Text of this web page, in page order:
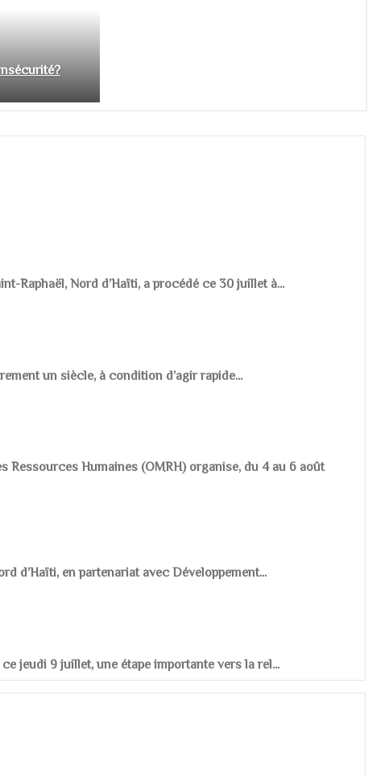
Raphaël, Nord d’Haïti, a procédé ce 30 juillet à...
un siècle, à condition d’agir rapide...
Humaines (OMRH) organise, du 4 au 6 août
d’Haïti, en partenariat avec Développement...
jeudi 9 juillet, une étape importante vers la rel...